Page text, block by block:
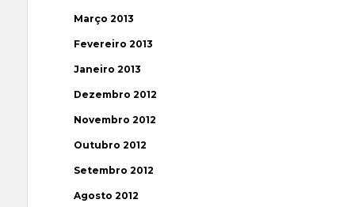
Março 2013
Fevereiro 2013
Janeiro 2013
Dezembro 2012
Novembro 2012
Outubro 2012
Setembro 2012
Agosto 2012